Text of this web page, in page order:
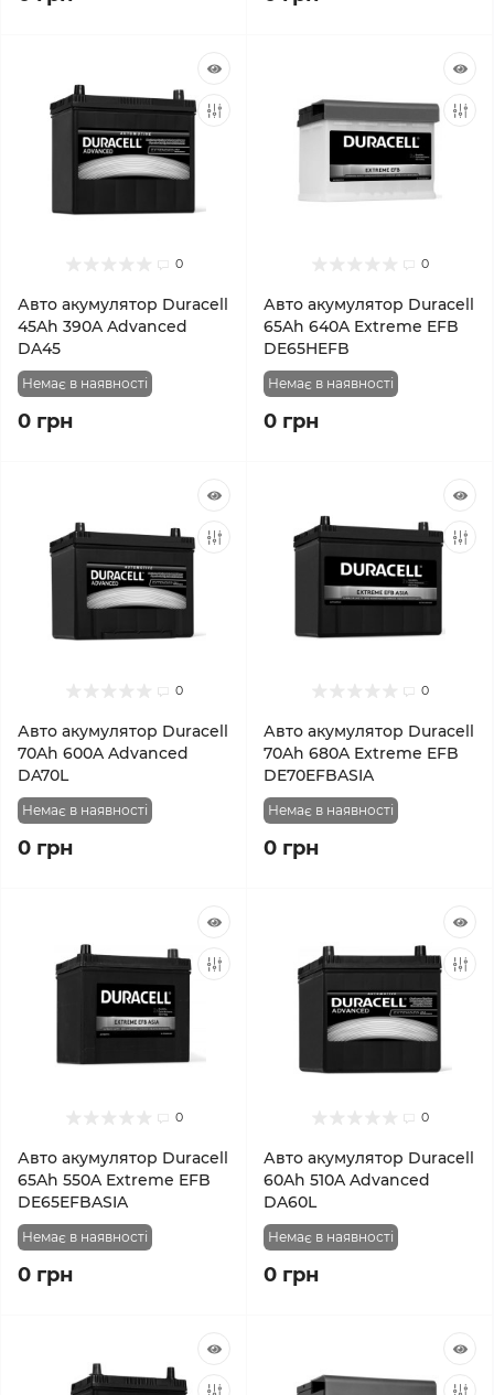
0
Авто акумулятор Duracell
45Ah 390A Advanced
DA45
Немає в наявності
0 грн
0
Авто акумулятор Duracell
65Ah 640A Extreme EFB
DE65HEFB
Немає в наявності
0 грн
0
Авто акумулятор Duracell
70Ah 600A Advanced
DA70L
Немає в наявності
0 грн
0
Авто акумулятор Duracell
70Ah 680A Extreme EFB
DE70EFBASIA
Немає в наявності
0 грн
0
Авто акумулятор Duracell
65Ah 550A Extreme EFB
DE65EFBASIA
Немає в наявності
0 грн
0
Авто акумулятор Duracell
60Ah 510A Advanced
DA60L
Немає в наявності
0 грн